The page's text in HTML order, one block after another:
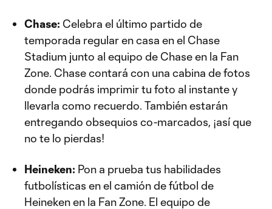
Chase: Celebra el último partido de
temporada regular en casa en el Chase
Stadium junto al equipo de Chase en la Fan
Zone. Chase contará con una cabina de fotos
donde podrás imprimir tu foto al instante y
llevarla como recuerdo. También estarán
entregando obsequios co-marcados, ¡así que
no te lo pierdas!
Heineken: Pon a prueba tus habilidades
futbolísticas en el camión de fútbol de
Heineken en la Fan Zone. El equipo de